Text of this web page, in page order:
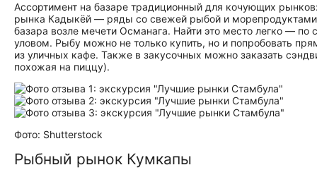
Ассортимент на базаре традиционный для кочующих
рынка Кадыкёй — ряды со свежей рыбой и
базара возле мечети Османага. Найти это место легко —
уловом. Рыбу можно не только купить, но и попробовать
из уличных кафе. Также в закусочных можно заказать
похожая на пиццу).
Фото: Shutterstock
Рыбный рынок Кумкапы